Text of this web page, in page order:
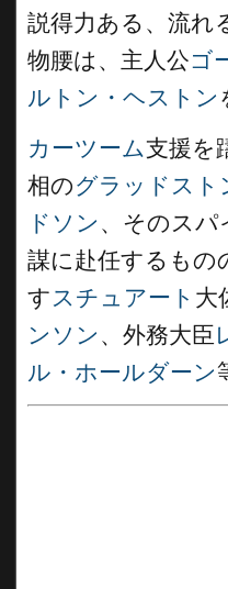
説得力ある、流れ
物腰は、主人公ゴ
ルトン・ヘストン
カーツーム支援を
相のグラッドスト
ドソン 、そのスパ
謀に赴任するもの
す スチュアート 大
ンソン 、外務大臣
ル・ホールダーン